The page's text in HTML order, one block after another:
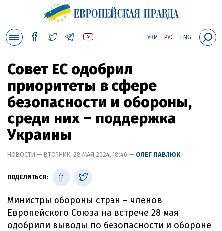
УКР РУС ENG
Совет ЕС одобрил
приоритеты в сфере
безопасности и обороны,
среди них – поддержка
Украины
НОВОСТИ — ВТОРНИК, 28 МАЯ 2024, 18:46 — ОЛЕГ ПАВЛЮК
ПОДЕЛИТЬСЯ:
Министры обороны стран – членов
Европейского Союза на встрече 28 мая
одобрили выводы по безопасности и обороне